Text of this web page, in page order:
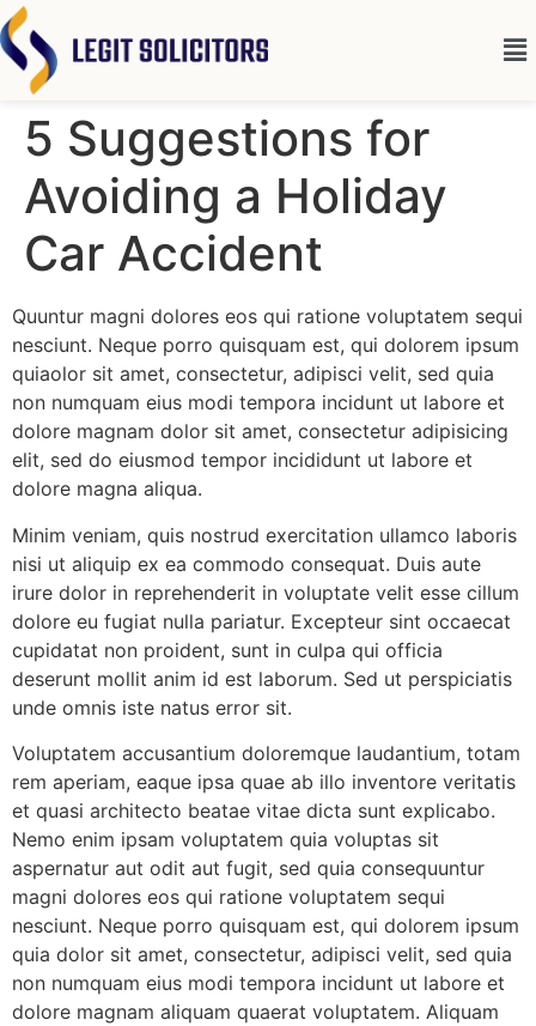
5 Suggestions for
Avoiding a Holiday
Car Accident
Quuntur magni dolores eos qui ratione voluptatem sequi
nesciunt. Neque porro quisquam est, qui dolorem ipsum
quiaolor sit amet, consectetur, adipisci velit, sed quia
non numquam eius modi tempora incidunt ut labore et
dolore magnam dolor sit amet, consectetur adipisicing
elit, sed do eiusmod tempor incididunt ut labore et
dolore magna aliqua.
Minim veniam, quis nostrud exercitation ullamco laboris
nisi ut aliquip ex ea commodo consequat. Duis aute
irure dolor in reprehenderit in voluptate velit esse cillum
dolore eu fugiat nulla pariatur. Excepteur sint occaecat
cupidatat non proident, sunt in culpa qui officia
deserunt mollit anim id est laborum. Sed ut perspiciatis
unde omnis iste natus error sit.
Voluptatem accusantium doloremque laudantium, totam
rem aperiam, eaque ipsa quae ab illo inventore veritatis
et quasi architecto beatae vitae dicta sunt explicabo.
Nemo enim ipsam voluptatem quia voluptas sit
aspernatur aut odit aut fugit, sed quia consequuntur
magni dolores eos qui ratione voluptatem sequi
nesciunt. Neque porro quisquam est, qui dolorem ipsum
quia dolor sit amet, consectetur, adipisci velit, sed quia
non numquam eius modi tempora incidunt ut labore et
dolore magnam aliquam quaerat voluptatem. Aliquam